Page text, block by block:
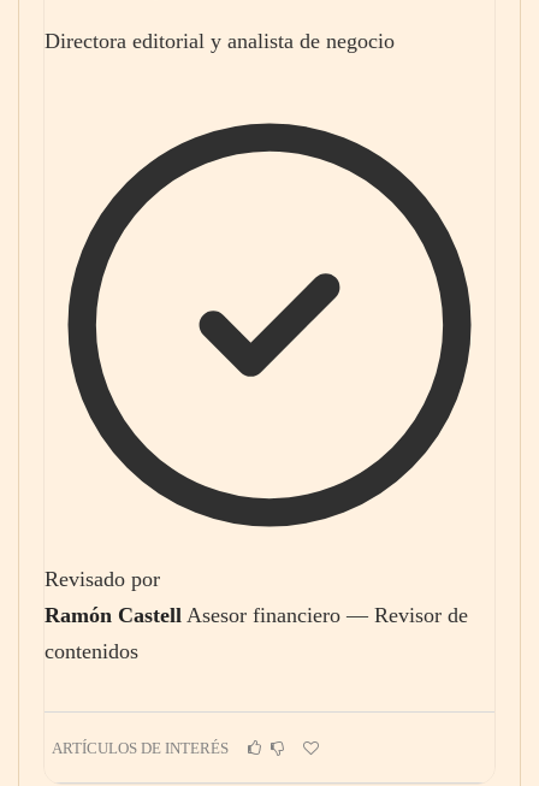
Directora editorial y analista de negocio
Revisado por
Ramón Castell Asesor financiero — Revisor de
contenidos
ARTÍCULOS DE INTERÉS